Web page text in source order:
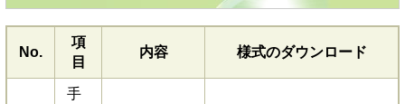
No.
項
目
内容 様式のダウンロード
手